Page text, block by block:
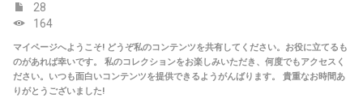
28
164
マイページへようこそ! どうぞ私のコンテンツを共有してください。お役に立てるも
のがあれば幸いです。 私のコレクションをお楽しみいただき、何度でもアクセスく
ださい。いつも面白いコンテンツを提供できるようがんばります。 貴重なお時間あ
りがとうございました!